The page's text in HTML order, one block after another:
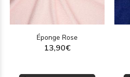
Éponge Rose
13,90€